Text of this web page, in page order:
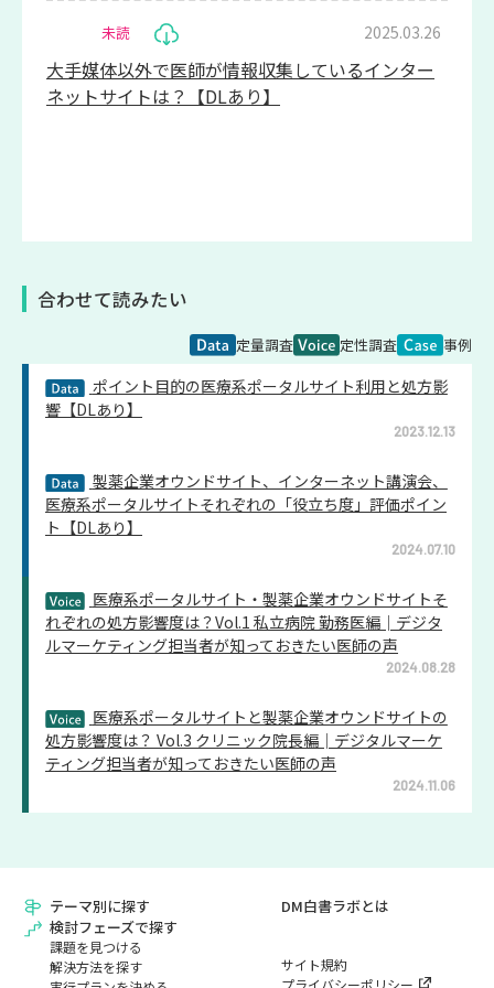
未読
大手媒体以外で医師が情報収集しているインター
ネットサイトは？【DLあり】
2025.03.26
合わせて読みたい
定量調査 定性調査 事例
ポイント目的の医療系ポータルサイト利用と処方影
響【DLあり】
2023.12.13
製薬企業オウンドサイト、インターネット講演会、
医療系ポータルサイトそれぞれの「役立ち度」評価ポイン
ト【DLあり】
2024.07.10
医療系ポータルサイト・製薬企業オウンドサイトそ
れぞれの処方影響度は？Vol.1 私立病院 勤務医編│デジタ
ルマーケティング担当者が知っておきたい医師の声
2024.08.28
医療系ポータルサイトと製薬企業オウンドサイトの
処方影響度は？ Vol.3 クリニック院長編│デジタルマーケ
ティング担当者が知っておきたい医師の声
2024.11.06
テーマ別に探す
検討フェーズで探す
課題を見つける
解決方法を探す
DM白書ラボとは
サイト規約
プライバシーポリシー